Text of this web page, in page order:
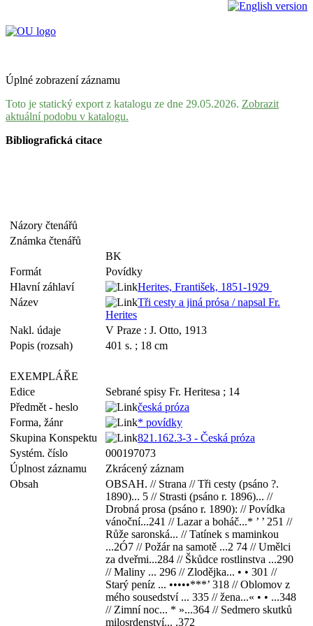
Úplné zobrazení záznamu
Toto je statický export z katalogu ze dne 29.05.2026. Zobrazit
aktuální podobu v katalogu.
Bibliografická citace
Názory čtenářů
Známka čtenářů
BK
Formát
Povídky
Hlavní záhlaví
Herites, František, 1851-1929
Název
Tři cesty a jiná prósa / napsal Fr.
Herites
Nakl. údaje
V Praze : J. Otto, 1913
Popis (rozsah)
401 s. ; 18 cm
EXEMPLÁŘE
Edice
Sebrané spisy Fr. Heritesa ; 14
Předmět - heslo
česká próza
Forma, žánr
* povídky
Skupina Konspektu
821.162.3-3 - Česká próza
Systém. číslo
000197073
Úplnost záznamu
Zkrácený záznam
Obsah
OBSAH. // Strana // Tři cesty (psáno ?.
1890)... 5 // Strasti (psáno r. 1896)... //
Drobná prosa (psáno r. 1890): // Povídka
vánoční...241 // Lazar a boháč...* ’ ’ 251 //
Růže saronská... // Tatínek s maminkou
...2Ó7 // Požár na samotě ...2 74 // Umělci
za dveřmi...284 // Škůdce rostlinstva ...290
// Maliny ... 296 // Zlodějka... • • 301 //
Starý peníz ... •••••***’ 318 // Oblomov z
mého sousedství ... 335 // žena...« • • ...348
// Zimní noc... * »...364 // Sedmero skutků
milosrdenství... .372